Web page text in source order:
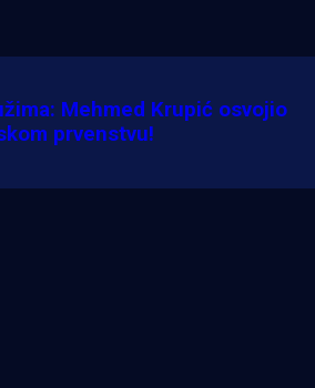
Mehmed Krupić osvojio
prvenstvu!